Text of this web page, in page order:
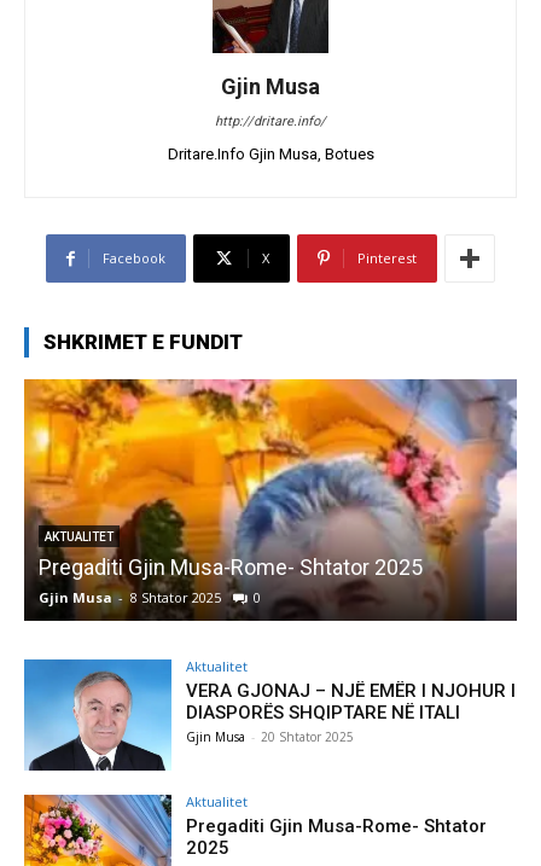
Gjin Musa
http://dritare.info/
Dritare.Info Gjin Musa, Botues
Facebook X Pinterest
SHKRIMET E FUNDIT
AKTUALITET
Pregaditi Gjin Musa-Rome- Shtator 2025
Gjin Musa - 8 Shtator 2025 0
Aktualitet
VERA GJONAJ – NJË EMËR I NJOHUR I
DIASPORËS SHQIPTARE NË ITALI
Gjin Musa - 20 Shtator 2025
Aktualitet
Pregaditi Gjin Musa-Rome- Shtator
2025